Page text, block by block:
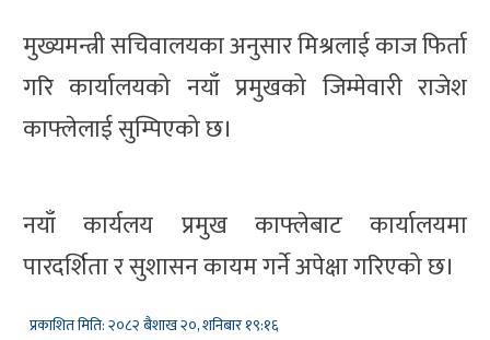
मुख्यमन्त्री सचिवालयका अनुसार मिश्रलाई काज फिर्ता
गरि कार्यालयको नयाँ प्रमुखको जिम्मेवारी राजेश
काफ्लेलाई सुम्पिएको छ।
नयाँ कार्यलय प्रमुख काफ्लेबाट कार्यालयमा
पारदर्शिता र सुशासन कायम गर्ने अपेक्षा गरिएको छ।
प्रकाशित मिति: २०८२ बैशाख २०, शनिबार १९:१६